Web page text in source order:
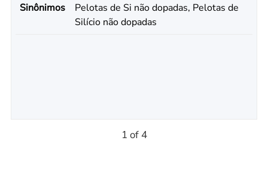
Sinônimos
Pelotas de Si não dopadas, Pelotas de
Silício não dopadas
1 of 4